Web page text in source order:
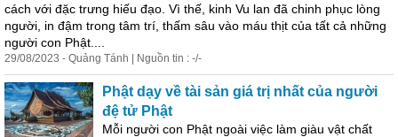
cách với đặc trưng hiếu đạo. Vì thế, kinh Vu lan đã chinh phục lòng
người, in đậm trong tâm trí, thấm sâu vào máu thịt của tất cả những
người con Phật....
29/08/2023 - Quảng Tánh | Nguồn tin : -/-
Phật dạy về tài sản giá trị nhất của người
đệ tử Phật
Mỗi người con Phật ngoài việc làm giàu vật chất